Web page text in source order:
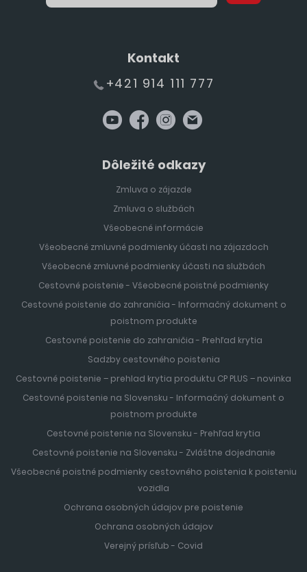
Kontakt
+421 914 111 777
Dôležité odkazy
Zmluva o zájazde
Zmluva o službách
Všeobecné informácie
Všeobecné zmluvné podmienky účasti na zájazdoch
Všeobecné zmluvné podmienky účasti na službách
Cestovné poistenie - Všeobecné poistné podmienky
Cestovné poistenie do zahraničia - Informačný dokument o
poistnom produkte
Cestovné poistenie do zahraničia - Prehľad krytia
Sadzby cestovného poistenia
Cestovné poistenie – prehlad krytia produktu CP PLUS – novinka
Cestovné poistenie na Slovensku - Informačný dokument o
poistnom produkte
Cestovné poistenie na Slovensku - Prehľad krytia
Cestovné poistenie na Slovensku - Zvláštne dojednanie
Všeobecné poistné podmienky cestovného poistenia k poisteniu
vozidla
Ochrana osobných údajov pre poistenie
Ochrana osobných údajov
Verejný prísľub - Covid